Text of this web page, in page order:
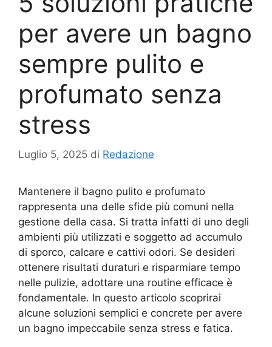
per avere un bagno
sempre pulito e
profumato senza
stress
Luglio 5, 2025 di Redazione
Mantenere il bagno pulito e profumato
rappresenta una delle sfide più comuni nella
gestione della casa. Si tratta infatti di uno degli
ambienti più utilizzati e soggetto ad accumulo
di sporco, calcare e cattivi odori. Se desideri
ottenere risultati duraturi e risparmiare tempo
nelle pulizie, adottare una routine efficace è
fondamentale. In questo articolo scoprirai
alcune soluzioni semplici e concrete per avere
un bagno impeccabile senza stress e fatica.